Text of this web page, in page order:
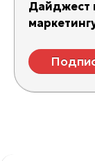
Дайджест